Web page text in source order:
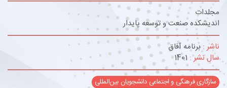
مجلدات
اندیشکده صنعت و توسعه پایدار
ناشر :برنامه آفاق
سال نشر : 1401
سازگاری فرهنگی و اجتماعی دانشجویان بین‌المللی